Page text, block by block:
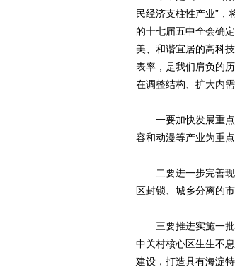
民经济支柱性产业”
的十七届五中全会确
美、和谐宜居的高科
表率，是我们肩负的
在调整结构、扩大内
一要加快发展重点
容和动漫等产业为重
二要进一步完善现
区封锁、城乡分离的
三要推进实施一批
中关村核心区生生不
建设，打造具有海淀特